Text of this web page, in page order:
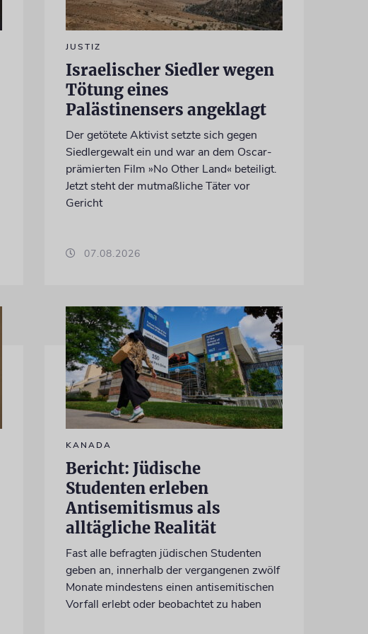
JUSTIZ
Israelischer Siedler wegen
Tötung eines
Palästinensers angeklagt
Der getötete Aktivist setzte sich gegen
Siedlergewalt ein und war an dem Oscar-
prämierten Film »No Other Land« beteiligt.
Jetzt steht der mutmaßliche Täter vor
Gericht
07.08.2026
KANADA
Bericht: Jüdische
Studenten erleben
Antisemitismus als
alltägliche Realität
Fast alle befragten jüdischen Studenten
geben an, innerhalb der vergangenen zwölf
Monate mindestens einen antisemitischen
Vorfall erlebt oder beobachtet zu haben